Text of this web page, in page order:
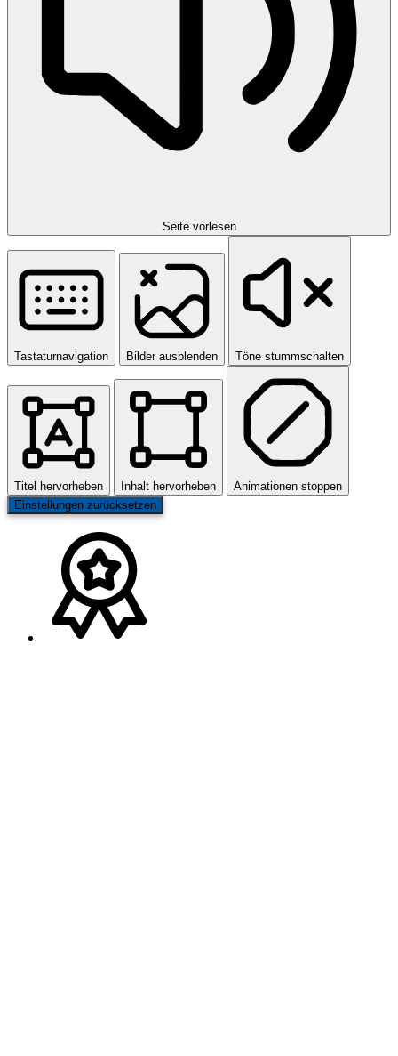
Seite vorlesen
Tastaturnavigation Bilder ausblenden Töne stummschalten
Titel hervorheben Inhalt hervorheben
Animationen stoppen
Einstellungen zurücksetzen